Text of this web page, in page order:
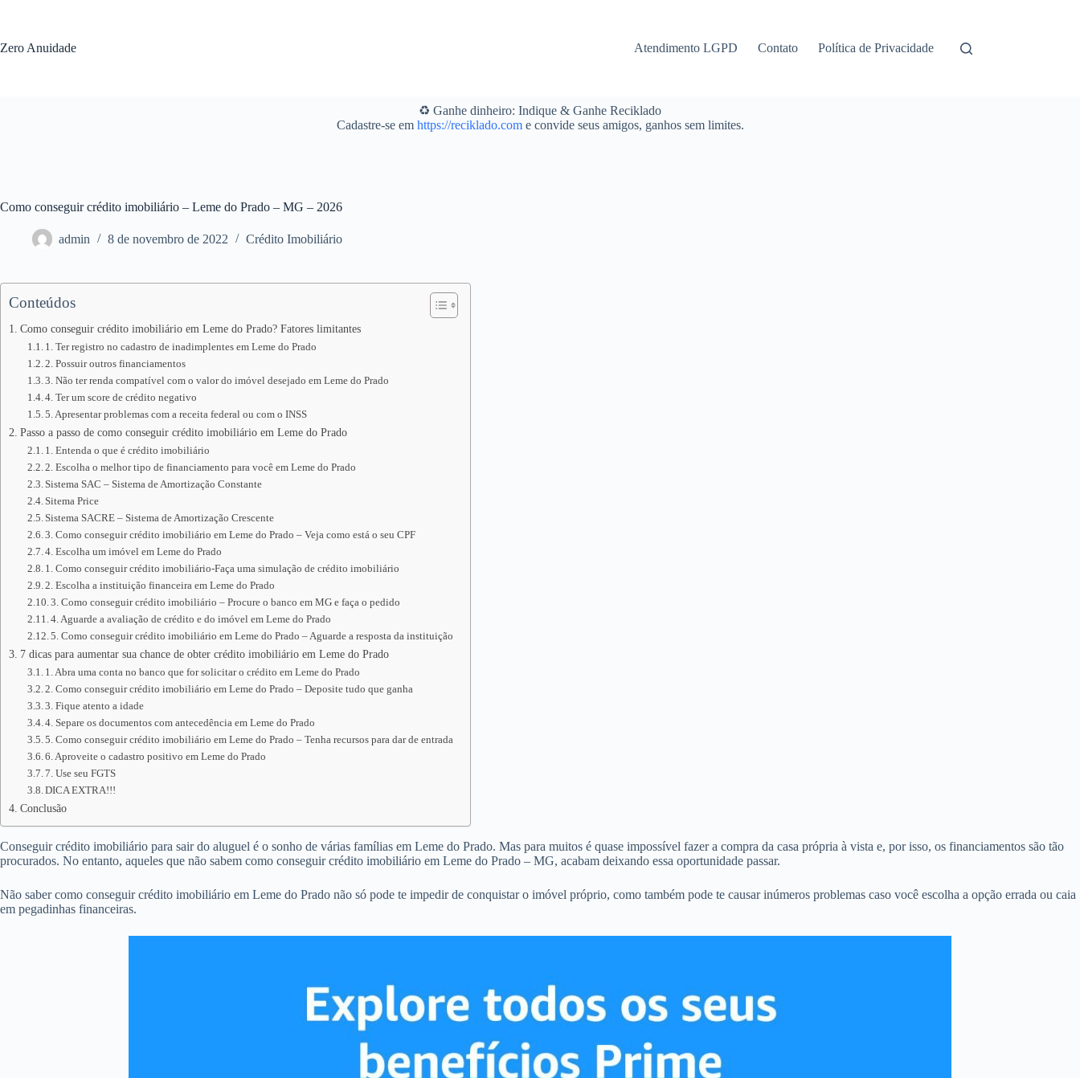
conteúdo
Zero Anuidade Atendimento LGPD Contato Política de Privacidade
♻️ Ganhe dinheiro: Indique & Ganhe Reciklado
Cadastre-se em https://reciklado.come convide seus amigos, ganhos sem limites.
Como conseguir crédito imobiliário – Leme do Prado – MG – 2026
admin 8 de novembro de 2022 Crédito Imobiliário
Conteúdos
Como conseguir crédito imobiliário em Leme do Prado? Fatores limitantes
1. Ter registro no cadastro de inadimplentes em Leme do Prado
2. Possuir outros financiamentos
3. Não ter renda compatível com o valor do imóvel desejado em Leme do Prado
4. Ter um score de crédito negativo
5. Apresentar problemas com a receita federal ou com o INSS
Passo a passo de como conseguir crédito imobiliário em Leme do Prado
1. Entenda o que é crédito imobiliário
2. Escolha o melhor tipo de financiamento para você em Leme do Prado
Sistema SAC – Sistema de Amortização Constante
Sitema Price
Sistema SACRE – Sistema de Amortização Crescente
3. Como conseguir crédito imobiliário em Leme do Prado – Veja como está o seu CPF
4. Escolha um imóvel em Leme do Prado
1. Como conseguir crédito imobiliário-Faça uma simulação de crédito imobiliário
2. Escolha a instituição financeira em Leme do Prado
3. Como conseguir crédito imobiliário – Procure o banco em MG e faça o pedido
4. Aguarde a avaliação de crédito e do imóvel em Leme do Prado
5. Como conseguir crédito imobiliário em Leme do Prado – Aguarde a resposta da instituição
7 dicas para aumentar sua chance de obter crédito imobiliário em Leme do Prado
1. Abra uma conta no banco que for solicitar o crédito em Leme do Prado
2. Como conseguir crédito imobiliário em Leme do Prado – Deposite tudo que ganha
3. Fique atento a idade
4. Separe os documentos com antecedência em Leme do Prado
5. Como conseguir crédito imobiliário em Leme do Prado – Tenha recursos para dar de entrada
6. Aproveite o cadastro positivo em Leme do Prado
7. Use seu FGTS
DICA EXTRA!!!
Conclusão
Conseguir crédito imobiliário para sair do aluguel é o sonho de várias famílias em Leme do Prado. Mas para muitos é quase impossível fazer a compra da casa própria à vista e, por isso, os financiamentos são tão
procurados. No entanto, aqueles que não sabem como conseguir crédito imobiliário em Leme do Prado – MG, acabam deixando essa oportunidade passar.
Não saber como conseguir crédito imobiliário em Leme do Prado não só pode te impedir de conquistar o imóvel próprio, como também pode te causar inúmeros problemas caso você escolha a opção errada ou caia
em pegadinhas financeiras.